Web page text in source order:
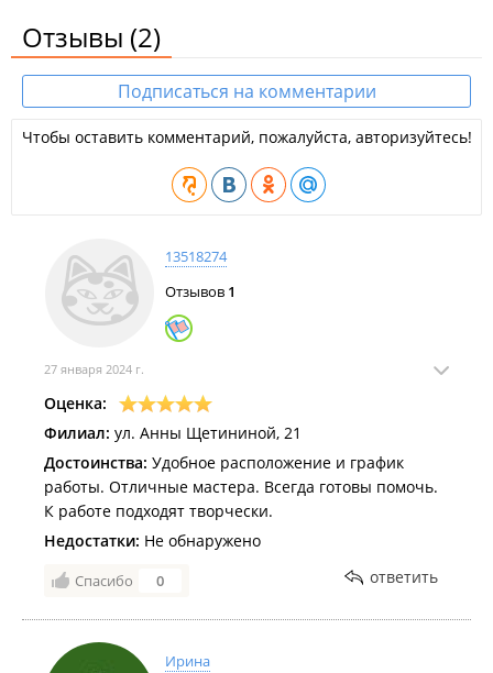
Отзывы (2)
Подписаться на комментарии
Чтобы оставить комментарий, пожалуйста, авторизуйтесь!
13518274
Отзывов 1
27 января 2024 г.
Оценка:
Филиал: ул. Анны Щетининой, 21
Достоинства: Удобное расположение и график
работы. Отличные мастера. Всегда готовы помочь.
К работе подходят творчески.
Недостатки: Не обнаружено
Спасибо 0 ответить
Ирина